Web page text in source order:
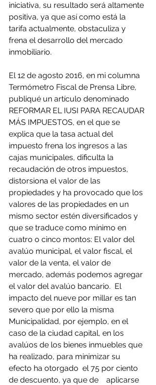
iniciativa, su resultado será altamente
positiva, ya que así como está la
tarifa actualmente, obstaculiza y
frena el desarrollo del mercado
inmobiliario.
El 12 de agosto 2016, en mi columna
Termómetro Fiscal de Prensa Libre,
publiqué un artículo denominado
REFORMAR EL IUSI PARA RECAUDAR
MÁS IMPUESTOS, en el que se
explica que la tasa actual del
impuesto frena los ingresos a las
cajas municipales, dificulta la
recaudación de otros impuestos,
distorsiona el valor de las
propiedades y ha provocado que los
valores de las propiedades en un
mismo sector estén diversificados y
que se traduce como mínimo en
cuatro o cinco montos: El valor del
avalúo municipal, el valor fiscal, el
valor de la venta, el valor de
mercado, además podemos agregar
el valor del avalúo bancario.  El
impacto del nueve por millar es tan
severo que por ello la misma
Municipalidad, por ejemplo, en el
caso de la ciudad capital, en los
avalúos de los bienes inmuebles que
ha realizado, para minimizar su
efecto ha otorgado  el 75 por ciento
de descuento, ya que de 	aplicarse